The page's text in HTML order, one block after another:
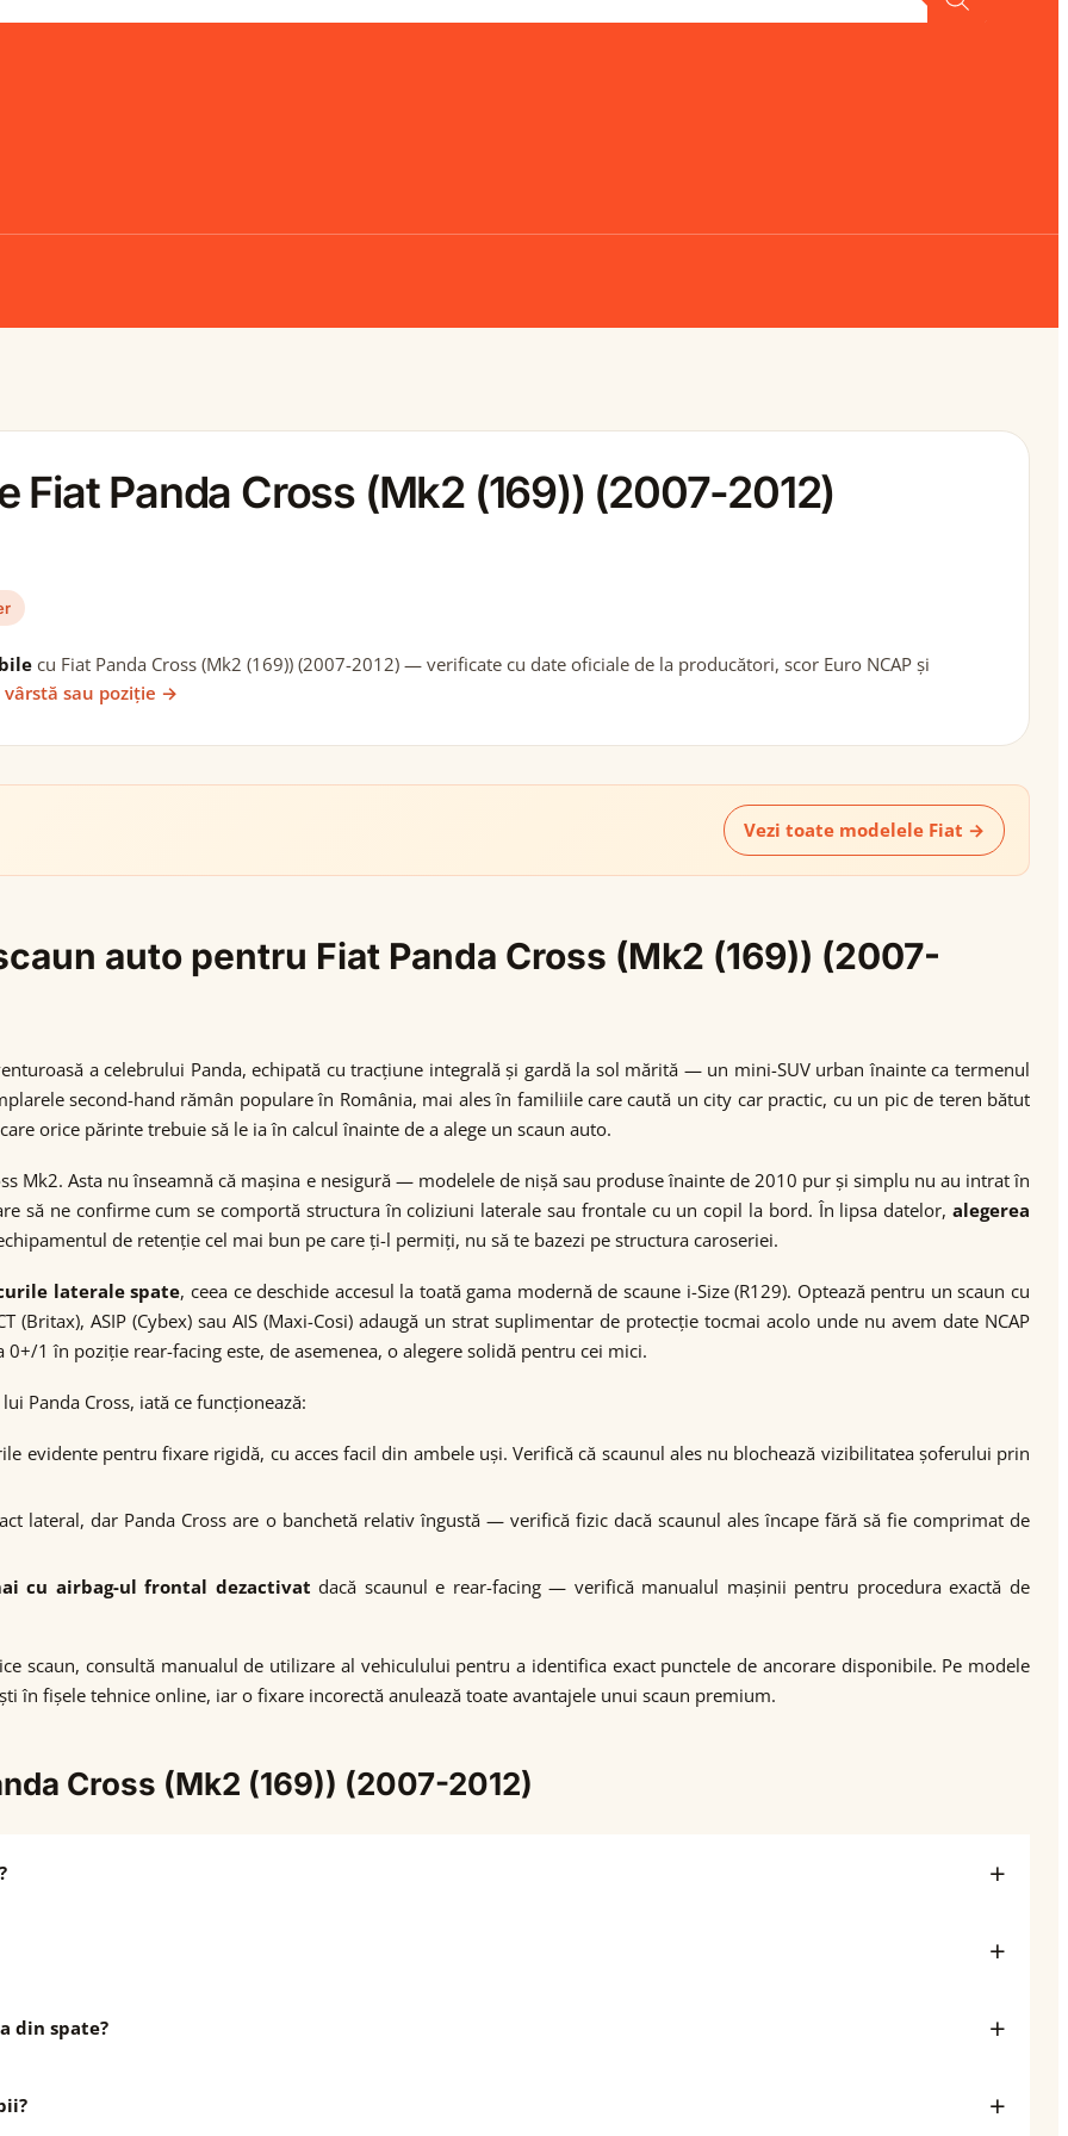
Fiat Panda Cross (Mk2 (169)) (2007-2012)
cu Fiat Panda Cross (Mk2 (169)) (2007-2012) — verificate cu date oficiale de la producători, scor Euro NCAP și
vârstă sau poziție →
Vezi toate modelele Fiat →
auto pentru Fiat Panda Cross (Mk2 (169)) (2007-
a celebrului Panda, echipată cu tracțiune integrală și gardă la sol mărită — un mini-SUV urban înainte ca termenul
second-hand rămân populare în România, mai ales în familiile care caută un city car practic, cu un pic de teren bătut
orice părinte trebuie să le ia în calcul înainte de a alege un scaun auto.
Mk2. Asta nu înseamnă că mașina e nesigură — modelele de nișă sau produse înainte de 2010 pur și simplu nu au intrat în
să ne confirme cum se comportă structura în coliziuni laterale sau frontale cu un copil la bord. În lipsa datelor, alegerea
de retenție cel mai bun pe care ți-l permiți, nu să te bazezi pe structura caroseriei.
laterale spate, ceea ce deschide accesul la toată gama modernă de scaune i-Size (R129). Optează pentru un scaun cu
ASIP (Cybex) sau AIS (Maxi-Cosi) adaugă un strat suplimentar de protecție tocmai acolo unde nu avem date NCAP
1 în poziție rear-facing este, de asemenea, o alegere solidă pentru cei mici.
Panda Cross, iată ce funcționează:
evidente pentru fixare rigidă, cu acces facil din ambele uși. Verifică că scaunul ales nu blochează vizibilitatea șoferului prin
lateral, dar Panda Cross are o banchetă relativ îngustă — verifică fizic dacă scaunul ales încape fără să fie comprimat de
cu airbag-ul frontal dezactivat dacă scaunul e rear-facing — verifică manualul mașinii pentru procedura exactă de
scaun, consultă manualul de utilizare al vehiculului pentru a identifica exact punctele de ancorare disponibile. Pe modele
în fișele tehnice online, iar o fixare incorectă anulează toate avantajele unui scaun premium.
Cross (Mk2 (169)) (2007-2012)
din spate?